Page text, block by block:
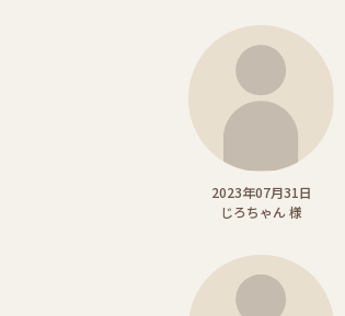
2023年07月31日
じろちゃん 様